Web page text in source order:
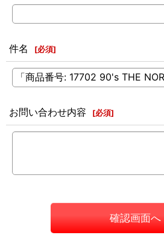
件名 [必須]
お問い合わせ内容 [必須]
確認画面へ